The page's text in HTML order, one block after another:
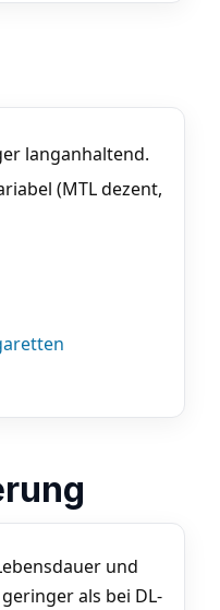
langanhaltend.
(MTL dezent,
und
als bei DL-